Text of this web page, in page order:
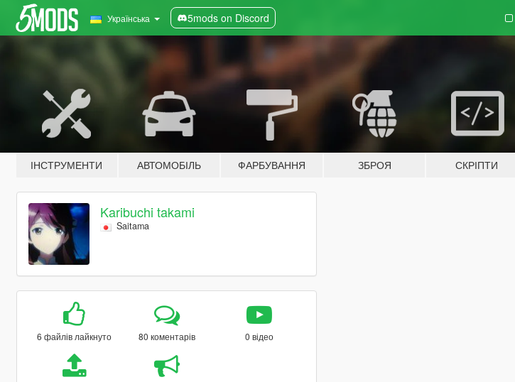
Українська 5mods on Discord
ІНСТРУМЕНТИ АВТОМОБІЛЬ ФАРБУВАННЯ ЗБРОЯ СКРІПТИ
Karibuchi takami
Saitama
6 файлів лайкнуто 80 коментарів 0 відео